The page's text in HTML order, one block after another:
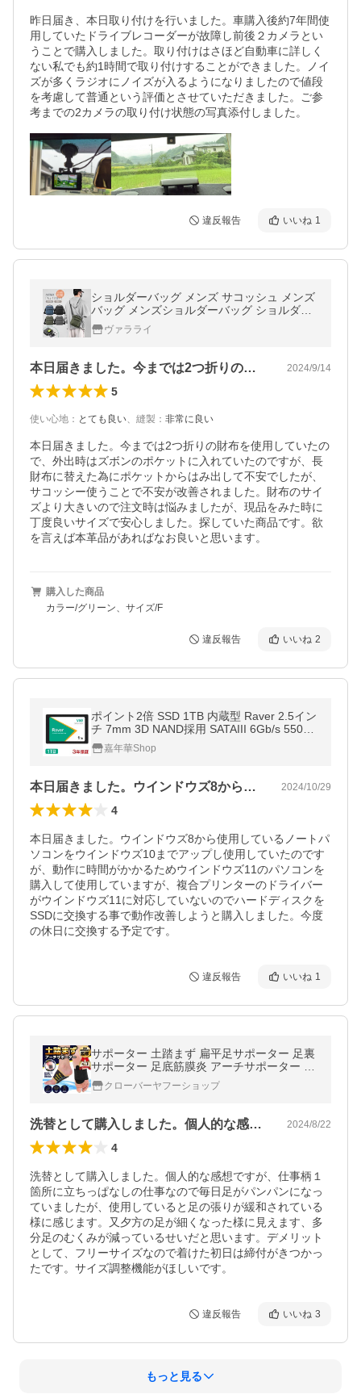
昨日届き、本日取り付けを行いました。車購入後約7年間使
用していたドライブレコーダーが故障し前後２カメラとい
うことで購入しました。取り付けはさほど自動車に詳しく
ない私でも約1時間で取り付けすることができました。ノイ
ズが多くラジオにノイズが入るようになりましたので値段
を考慮して普通という評価とさせていただきました。ご参
考までの2カメラの取り付け状態の写真添付しました。
違反報告 いいね 1
ショルダーバッグ メンズ サコッシュ メンズ
バッグ メンズショルダーバッグ ショルダー
スマホショルダー 肩掛け 斜めがけ 大容量 長
さ調整ヴァラライ
本日届きました。今までは2つ折りの財布… 2024/9/14
5
使い心地 ： とても良い、 縫製 ： 非常に良い
本日届きました。今までは2つ折りの財布を使用していたの
で、外出時はズボンのポケットに入れていたのですが、長
財布に替えた為にポケットからはみ出して不安でしたが、
サコッシー使うことで不安が改善されました。財布のサイ
ズより大きいので注文時は悩みましたが、現品をみた時に
丁度良いサイズで安心しました。探していた商品です。欲
を言えば本革品があればなお良いと思います。
購入した商品
カラー/グリーン、サイズ/F
違反報告 いいね 2
ポイント2倍 SSD 1TB 内蔵型 Raver 2.5イン
チ 7mm 3D NAND採用 SATAIII 6Gb/s 550M
B/s PS4動作確認済み 国内正規品 国内3年保
証・翌日配達送料無料
嘉年華Shop
本日届きました。ウインドウズ8から使用… 2024/10/29
4
本日届きました。ウインドウズ8から使用しているノートパ
ソコンをウインドウズ10までアップし使用していたのです
が、動作に時間がかかるためウインドウズ11のパソコンを
購入して使用していますが、複合プリンターのドライバー
がウインドウズ11に対応していないのでハードディスクを
SSDに交換する事で動作改善しようと購入しました。今度
の休日に交換する予定です。
違反報告 いいね 1
サポーター 土踏まず 扁平足サポーター 足裏
サポーター 足底筋膜炎 アーチサポーター 足
裏アーチ 矯正 足裏保護パッド 土踏まずパッ
ド 理学療法士監修
クローバーヤフーショップ
洗替として購入しました。個人的な感想で… 2024/8/22
4
洗替として購入しました。個人的な感想ですが、仕事柄１
箇所に立ちっぱなしの仕事なので毎日足がパンパンになっ
ていましたが、使用していると足の張りが緩和されている
様に感じます。又夕方の足が細くなった様に見えます、多
分足のむくみが減っているせいだと思います。デメリット
として、フリーサイズなので着けた初日は締付がきつかっ
たです。サイズ調整機能がほしいです。
違反報告 いいね 3
もっと見る